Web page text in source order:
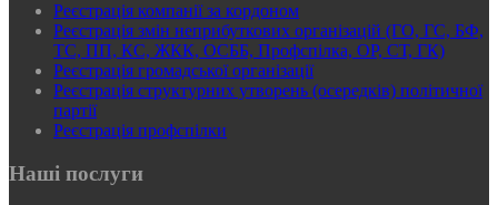
Реєстрація компанії за кордоном
Реєстрація змін неприбуткових організацій (ГО, ГС, БФ,
ТС, ПП, КС, ЖКК, ОСББ, Профспілка, ОР, СТ, ГК)
Реєстрація громадської організації
Реєстрація структурних утворень (осередків) політичної
партії
Реєстрація профспілки
Наші послуги